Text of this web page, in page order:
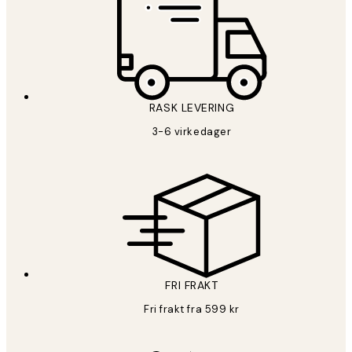
RASK LEVERING
3-6 virkedager
FRI FRAKT
Fri frakt fra 599 kr